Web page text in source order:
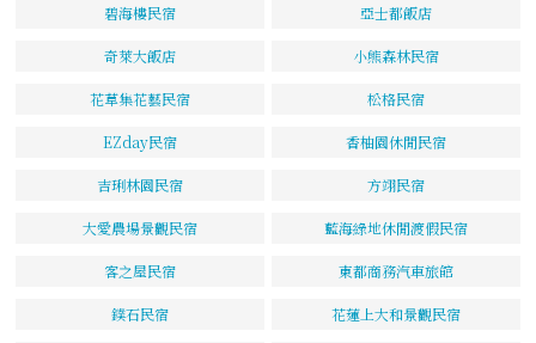
碧海樓民宿 亞士都飯店
奇萊大飯店 小熊森林民宿
花草集花藝民宿 松格民宿
EZday民宿 香柚園休閒民宿
吉琍林園民宿 方翊民宿
大愛農場景觀民宿 藍海綠地休閒渡假民宿
客之屋民宿 東都商務汽車旅館
鏷石民宿 花蓮上大和景觀民宿